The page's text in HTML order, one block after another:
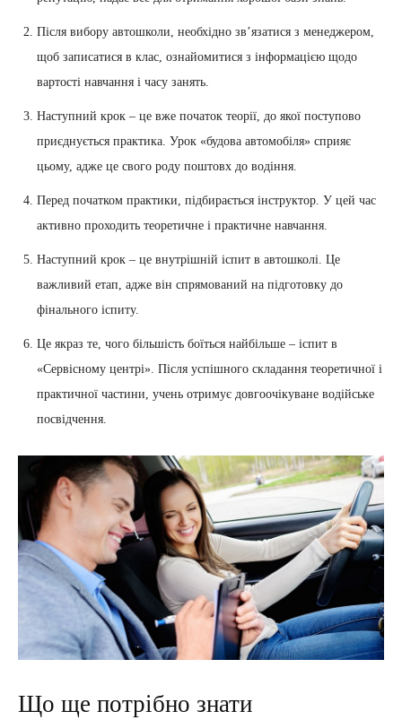
Після вибору автошколи, необхідно зв’язатися з менеджером,
щоб записатися в клас, ознайомитися з інформацією щодо
вартості навчання і часу занять.
Наступний крок – це вже початок теорії, до якої поступово
приєднується практика. Урок «будова автомобіля» сприяє
цьому, адже це свого роду поштовх до водіння.
Перед початком практики, підбирається інструктор. У цей час
активно проходить теоретичне і практичне навчання.
Наступний крок – це внутрішній іспит в автошколі. Це
важливий етап, адже він спрямований на підготовку до
фінального іспиту.
Це якраз те, чого більшість боїться найбільше – іспит в
«Сервісному центрі». Після успішного складання теоретичної і
практичної частини, учень отримує довгоочікуване водійське
посвідчення.
Що ще потрібно знати